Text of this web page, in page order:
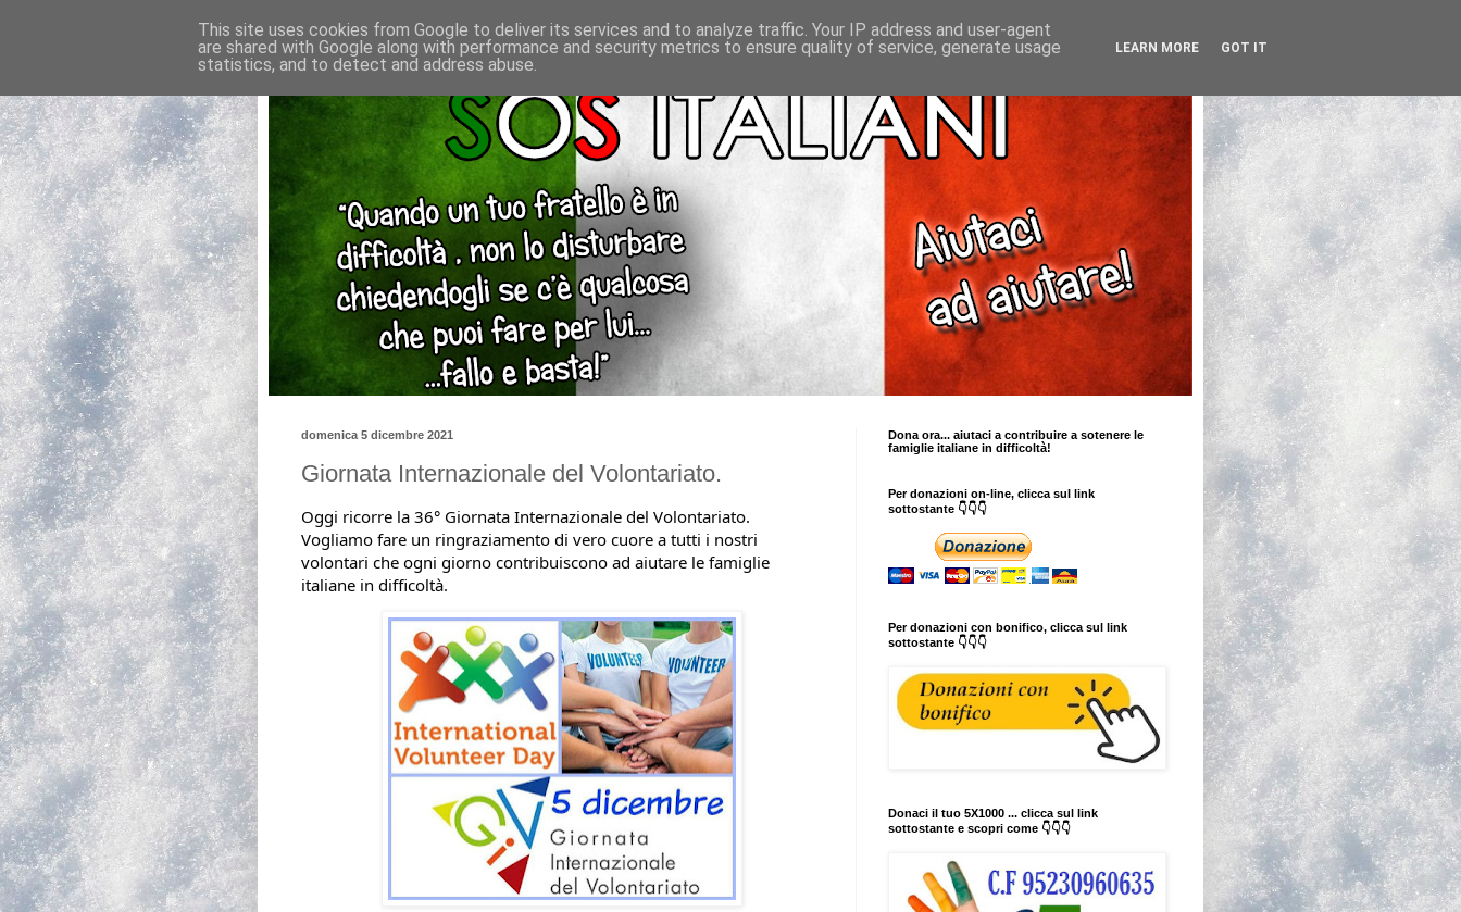
domenica 5 dicembre 2021
Giornata Internazionale del Volontariato.
Oggi ricorre la 36° Giornata Internazionale del Volontariato.
Vogliamo fare un ringraziamento di vero cuore a tutti i nostri
volontari
italiane in difficoltà.
Dona ora... aiutaci a contribuire a sotenere le
famiglie italiane in difficoltà!
Per donazioni on-line, clicca sul link
sottostante 👇👇👇
Per donazioni con bonifico, clicca sul link
sottostante 👇👇👇
Donaci il tuo 5X1000 ... clicca sul link
sottostante e scopri come 👇👇👇
This site uses cookies from Google to deliver its services and to analyze traffic. Your IP address and user-agent
are shared with Google along with performance and security metrics to ensure quality of service, generate usage
statistics, and to detect and address abuse.
LEARN MORE GOT IT